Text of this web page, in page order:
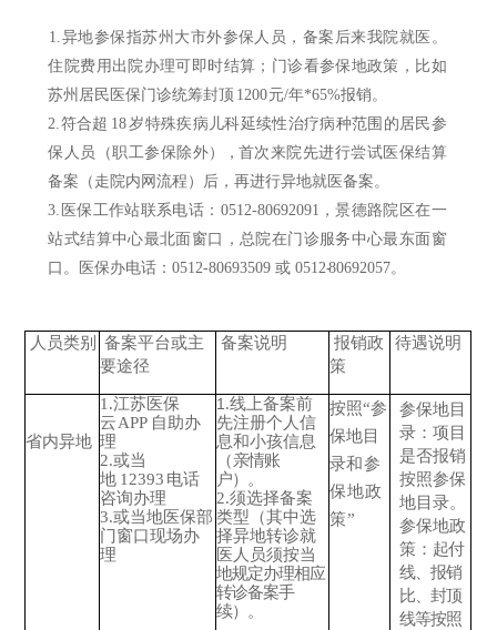
1.异地参保指苏州大市外参保人员，备案后来我院就医。
住院费用出院办理可即时结算；门诊看参保地政策，比如
苏州居民医保门诊统筹封顶 1200元/年*65%报销。
2.符合超 18岁特殊疾病儿科延续性治疗病种范围的居民参
保人员（职工参保除外）， 首次来院先进行尝试医保结算
备案（走院内网流程）后，再进行异地就医备案。
3.医保工作站联系电话：0512-80692091，景德路院区在一
站式结算中心最北面窗口，总院在门诊服务中心最东面窗
口。医保办电话：0512-80693509或 0512-80692057。
人员类别
备案平台或主
要途径
备案说明
报销政
策
待遇说明
省内异地
1.江苏医保
云APP 自助办
理
2.或当
地 12393 电话
咨询办理
3.或当地医保部
门窗口现场办
理
1.线上备案前
先注册个人信
息和小孩信息
（亲情账
户）。
2.须选择备案
类型（其中选
择异地转诊就
医人员须按当
地规定办理相应
转诊备案手
续）。
按照“参
保地目
录和参
保地政
策”
参保地目
录：项目
是否报销
按照参保
地目录。
参保地政
策： 起付
线、报销
比、封顶
线等按照